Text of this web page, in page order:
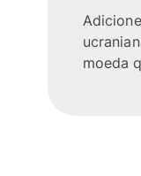
moeda